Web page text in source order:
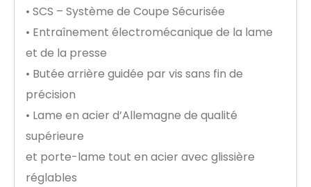
• SCS – Système de Coupe Sécurisée
• Entraînement électromécanique de la lame
et de la presse
• Butée arrière guidée par vis sans fin de
précision
• Lame en acier d’Allemagne de qualité
supérieure
et porte-lame tout en acier avec glissière
réglables